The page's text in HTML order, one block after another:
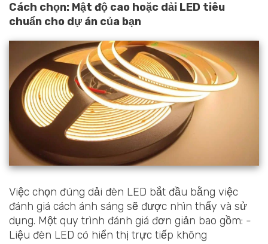
Cách chọn: Mật độ cao hoặc dải LED tiêu
chuẩn cho dự án của bạn
Việc chọn đúng dải đèn LED bắt đầu bằng việc
đánh giá cách ánh sáng sẽ được nhìn thấy và sử
dụng. Một quy trình đánh giá đơn giản bao gồm: -
Liệu đèn LED có hiển thị trực tiếp không